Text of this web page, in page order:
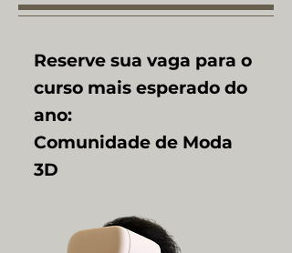
Reserve sua vaga para o
curso mais esperado do
ano:
Comunidade de Moda
3D